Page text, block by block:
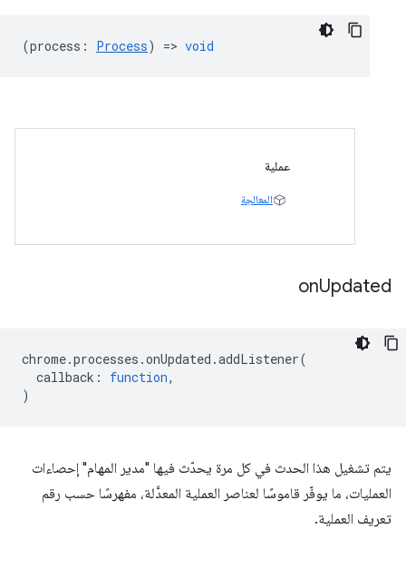
(process : Process) => void
عملية
المعالجة
onUpdated
chrome.processes .onUpdated .addListener(
callback : function,
)
يتم تشغيل هذا الحدث في كل مرة يحدّث فيها "مدير المهام" إحصاءات
العمليات، ما يوفّر قاموسًا لعناصر العملية المعدَّلة، مفهرسًا حسب رقم
تعريف العملية.